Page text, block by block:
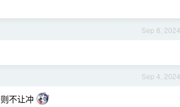
Sep 8, 2024
Sep 4, 2024
不让冲